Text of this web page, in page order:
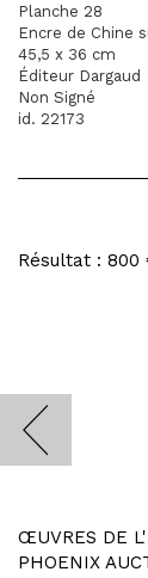
Planche 28
Encre de Chine
45,5 x 36 cm
Éditeur Dargaud
Non Signé
id. 22173
Résultat : 800
ŒUVRES DE
PHOENIX